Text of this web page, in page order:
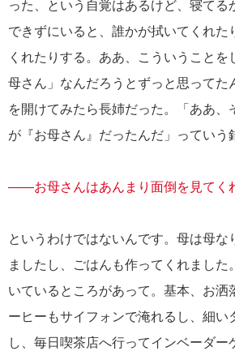
った、という自覚はあるけど、寝てる
できずにいると、誰かが拭いてくれた
くれたりする。ああ、こういうことを
母さん」なんだろうとずっと思ってた
を開けてみたら長姉だった。「ああ、
が『お母さん』だったんだ」っていう
――お母さんはあんまり面倒を見てく
というわけではないんです。母は母な
ましたし、ごはんも作ってくれました
いているところがあって。基本、お洒
ーヒーもサイフォンで淹れるし、細い
し、毎日喫茶店へ行ってインベーダー